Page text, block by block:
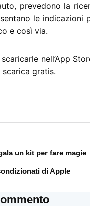
prevedono la
le indicazioni
e così via.
nell’App
scarica gratis.
un kit per fare magie
di Apple